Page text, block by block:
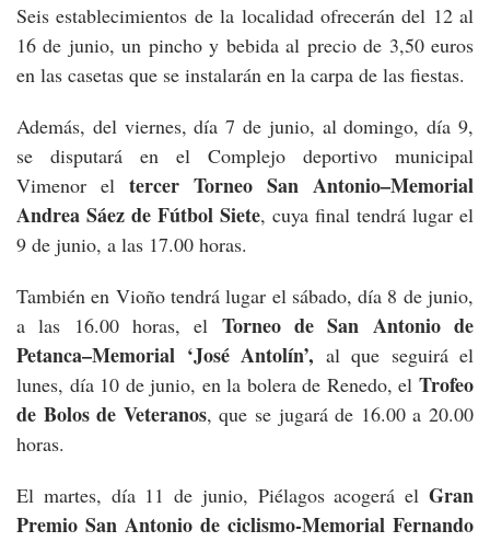
Seis establecimientos de la localidad ofrecerán del 12 al
16 de junio, un pincho y bebida al precio de 3,50 euros
en las casetas que se instalarán en la carpa de las fiestas.
Además, del viernes, día 7 de junio, al domingo, día 9,
se disputará en el Complejo deportivo municipal
Vimenor el tercer Torneo San Antonio–Memorial
Andrea Sáez de Fútbol Siete, cuya final tendrá lugar el
9 de junio, a las 17.00 horas.
También en Vioño tendrá lugar el sábado, día 8 de junio,
a las 16.00 horas, el Torneo de San Antonio de
Petanca–Memorial ‘José Antolín’, al que seguirá el
lunes, día 10 de junio, en la bolera de Renedo, el Trofeo
de Bolos de Veteranos, que se jugará de 16.00 a 20.00
horas.
El martes, día 11 de junio, Piélagos acogerá el Gran
Premio San Antonio de ciclismo-Memorial Fernando